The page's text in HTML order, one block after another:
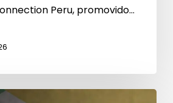
Peru, promovido…